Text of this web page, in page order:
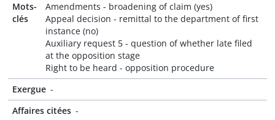
Mots-
clés
Amendments - broadening of claim (yes)
Appeal decision - remittal to the department of first
instance (no)
Auxiliary request 5 - question of whether late filed
at the opposition stage
Right to be heard - opposition procedure
Exergue -
Affaires citées -